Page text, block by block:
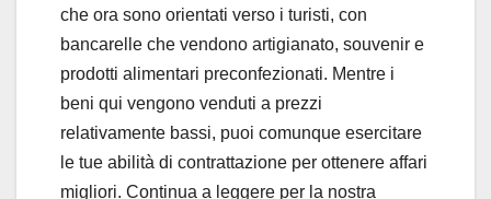
che ora sono orientati verso i turisti, con
bancarelle che vendono artigianato, souvenir e
prodotti alimentari preconfezionati. Mentre i
beni qui vengono venduti a prezzi
relativamente bassi, puoi comunque esercitare
le tue abilità di contrattazione per ottenere affari
migliori. Continua a leggere per la nostra